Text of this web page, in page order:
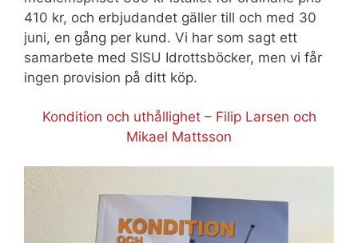
410 kr, och erbjudandet gäller till och med 30
juni, en gång per kund. Vi har som sagt ett
samarbete med SISU Idrottsböcker, men vi får
ingen provision på ditt köp.
Kondition och uthållighet – Filip Larsen och
Mikael Mattsson